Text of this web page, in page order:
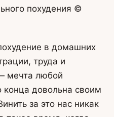
похудения ©
в домашних
труда и
мечта любой
довольна своим
за это нас никак